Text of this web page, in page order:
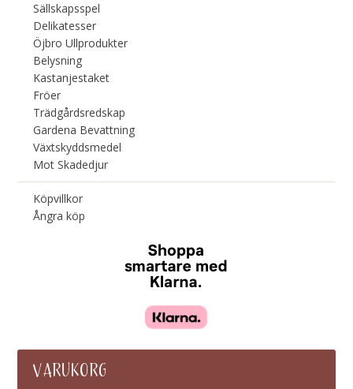
Sällskapsspel
Delikatesser
Öjbro Ullprodukter
Belysning
Kastanjestaket
Fröer
Trädgårdsredskap
Gardena Bevattning
Växtskyddsmedel
Mot Skadedjur
Köpvillkor
Ångra köp
VARUKORG